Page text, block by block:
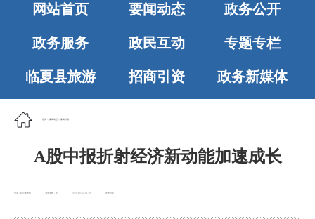
网站首页 要闻动态 政务公开
政务服务 政民互动 专题专栏
临夏县旅游 招商引资 政务新媒体
首页 要闻动态 要闻转载
A股中报折射经济新动能加速成长
来源：经济参考报 浏览次数： 发布时间：
2025-09-02 11:05